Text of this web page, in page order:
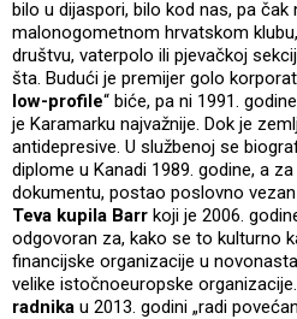
bilo u dijaspori, bilo kod nas, pa
malonogometnom hrvatskom
društvu, vaterpolo ili pjevačkoj
šta. Budući je premijer golo
low-profile“ biće, pa ni 1991.
je Karamarku najvažnije. Dok je
antidepresive. U službenoj se
diplome u Kanadi 1989. godine, a
dokumentu, postao poslovno
Teva kupila Barr koji je 2006.
odgovoran za, kako se to kulturno
financijske organizacije u
velike istočnoeuropske
radnika u 2013. godini „radi